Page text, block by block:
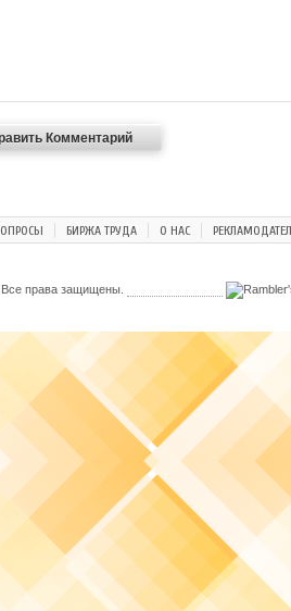
ОПРОСЫ БИРЖА ТРУДА О НАС
. Все права защищены.